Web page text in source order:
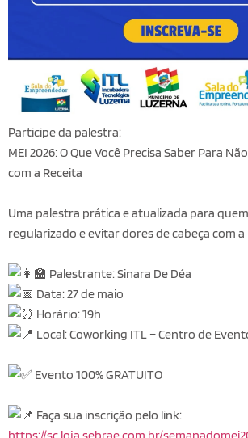
Participe da palestra:
MEI 2026: O Que Você Precisa Saber Para
com a Receita
Uma palestra prática e atualizada para
regularizado e evitar dores de cabeça com a
Palestrante: Sinara De Déa
Data: 27 de maio
Horário: 19h
Local: Coworking ITL – Centro de
Evento 100% GRATUITO
Faça sua inscrição pelo link: